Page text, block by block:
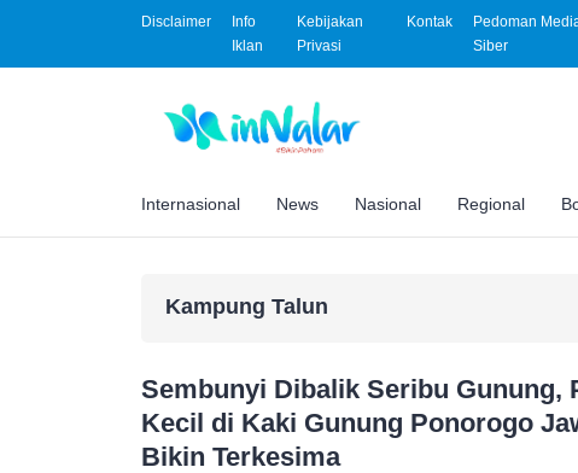
Disclaimer
Info
Iklan
Kebijakan
Privasi
Kontak
Pedoman
Siber
Internasional News Nasional Regional
Kampung Talun
Sembunyi Dibalik Seribu Gunung,
Kecil di Kaki Gunung Ponorogo
Bikin Terkesima